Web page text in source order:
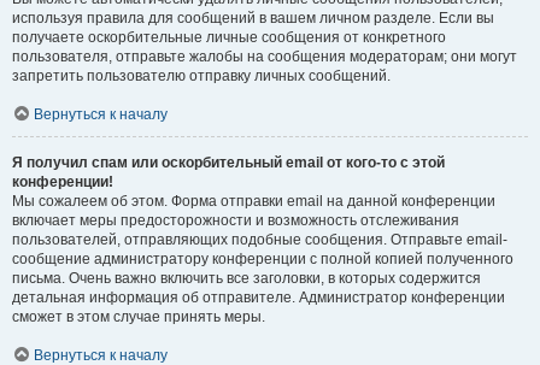
используя правила для сообщений в вашем личном разделе. Если вы
получаете оскорбительные личные сообщения от конкретного
пользователя, отправьте жалобы на сообщения модераторам; они могут
запретить пользователю отправку личных сообщений.
Вернуться к началу
Я получил спам или оскорбительный email от кого-то с этой
конференции!
Мы сожалеем об этом. Форма отправки email на данной конференции
включает меры предосторожности и возможность отслеживания
пользователей, отправляющих подобные сообщения. Отправьте email-
сообщение администратору конференции с полной копией полученного
письма. Очень важно включить все заголовки, в которых содержится
детальная информация об отправителе. Администратор конференции
сможет в этом случае принять меры.
Вернуться к началу